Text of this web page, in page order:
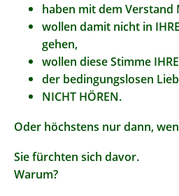
haben mit dem Verstand
wollen damit nicht in
gehen,
wollen diese Stimme
der bedingungslosen
NICHT HÖREN.
Oder höchstens nur dann,
Sie fürchten sich davor.
Warum?